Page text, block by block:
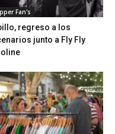
Fan's
regreso a los
junto a Fly Fly